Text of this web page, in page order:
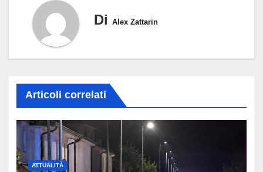
Di Alex Zattarin
Articoli correlati
ATTUALITÀ